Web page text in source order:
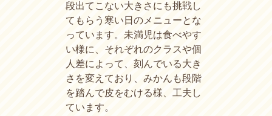
段出てこない大きさにも挑戦し
てもらう寒い日のメニューとな
っています。未満児は食べやす
い様に、それぞれのクラスや個
人差によって、刻んでいる大き
さを変えており、みかんも段階
を踏んで皮をむける様、工夫し
ています。